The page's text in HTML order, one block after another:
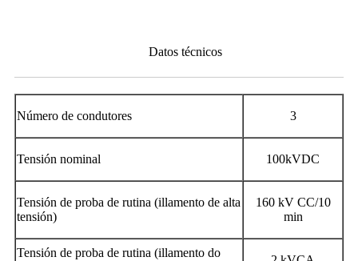
Datos técnicos
Número de condutores 3
Tensión nominal 100kVDC
Tensión de proba de rutina (illamento de alta
tensión)
160 kV CC/10
min
Tensión de proba de rutina (illamento do